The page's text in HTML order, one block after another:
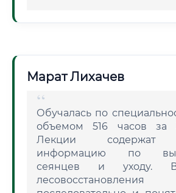
Марат Лихачев
Обучалась по
объемом 516 часов за
Лекции содержат
информацию по
сеянцев и уходу.
лесовосстановления